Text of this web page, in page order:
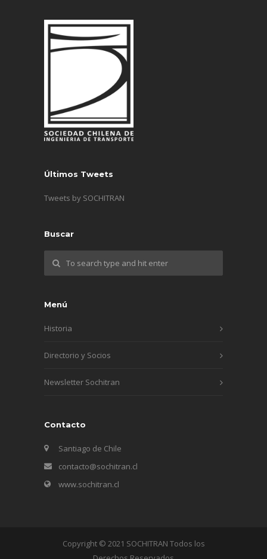
Últimos Tweets
Tweets by SOCHITRAN
Buscar
Menú
Historia
Directorio y Socios
Newsletter Sochitran
Contacto
Santiago de Chile
contacto@sochitran.cl
www.sochitran.cl
Copyright © 2021 SOCHITRAN Todos los